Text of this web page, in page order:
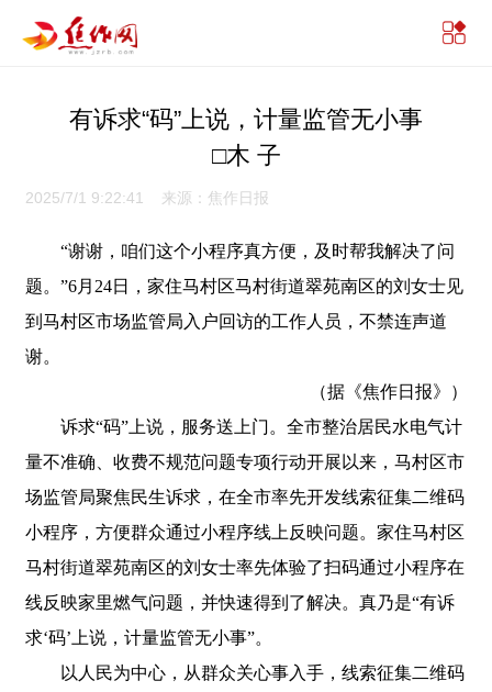
有诉求“码”上说，计量监管无小事
□木 子
2025/7/1 9:22:41 来源：焦作日报
“谢谢，咱们这个小程序真方便，及时帮我解决了问
题。”6月24日，家住马村区马村街道翠苑南区的刘女士见
到马村区市场监管局入户回访的工作人员，不禁连声道
谢。
（据《焦作日报》）
诉求“码”上说，服务送上门。全市整治居民水电气计
量不准确、收费不规范问题专项行动开展以来，马村区市
场监管局聚焦民生诉求，在全市率先开发线索征集二维码
小程序，方便群众通过小程序线上反映问题。家住马村区
马村街道翠苑南区的刘女士率先体验了扫码通过小程序在
线反映家里燃气问题，并快速得到了解决。真乃是“有诉
求‘码’上说，计量监管无小事”。
以人民为中心，从群众关心事入手，线索征集二维码